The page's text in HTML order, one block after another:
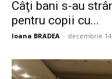
Câţi bani s-au
pentru copii cu...
Ioana BRADEA - decembrie